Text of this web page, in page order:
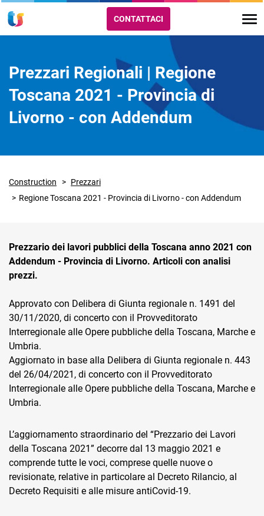
CRM
Ecommerce
Email Marketing
Fatturazione
Financial Solutions
HR
CONTATTACI
Prezzari Regionali | Regione
Toscana 2021 - Provincia di
Livorno - con Addendum
Construction
Prezzari
Regione Toscana 2021 - Provincia di Livorno - con Addendum
Prezzario dei lavori pubblici della Toscana anno 2021 con
Addendum - Provincia di Livorno. Articoli con analisi
prezzi.
Approvato con Delibera di Giunta regionale n. 1491 del
30/11/2020, di concerto con il Provveditorato
Interregionale alle Opere pubbliche della Toscana, Marche e
Umbria.
Aggiornato in base alla Delibera di Giunta regionale n. 443
del 26/04/2021, di concerto con il Provveditorato
Interregionale alle Opere pubbliche della Toscana, Marche e
Umbria.
L’aggiornamento straordinario del “Prezzario dei Lavori
della Toscana 2021” decorre dal 13 maggio 2021 e
comprende tutte le voci, comprese quelle nuove o
revisionate, relative in particolare al Decreto Rilancio, al
Decreto Requisiti e alle misure antiCovid-19.